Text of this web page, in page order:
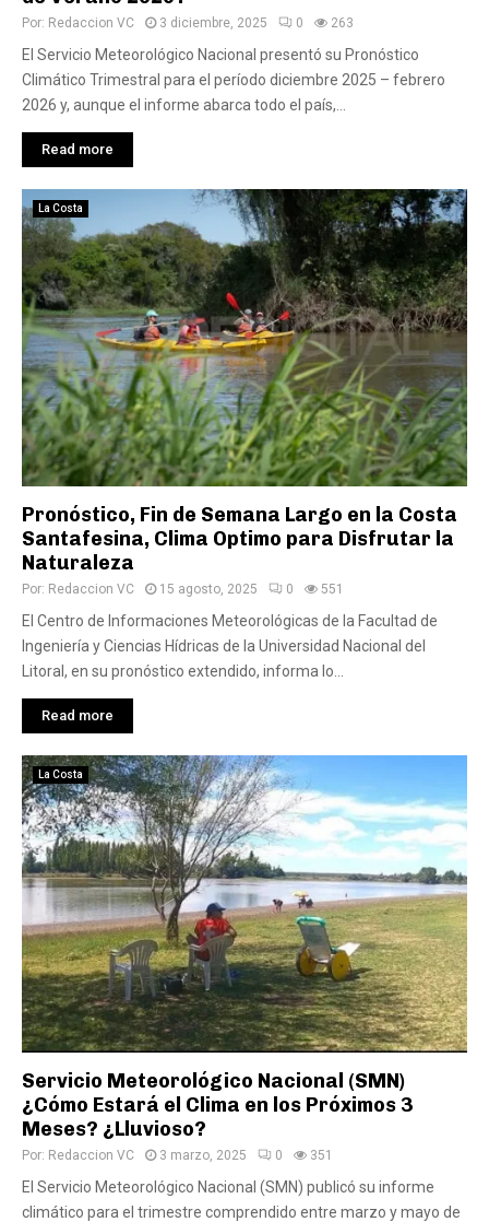
Por: Redaccion VC 3 diciembre, 2025 0 263
El Servicio Meteorológico Nacional presentó su Pronóstico
Climático Trimestral para el período diciembre 2025 – febrero
2026 y, aunque el informe abarca todo el país,...
Read more
La Costa
Pronóstico, Fin de Semana Largo en la Costa
Santafesina, Clima Optimo para Disfrutar la
Naturaleza
Por: Redaccion VC 15 agosto, 2025 0 551
El Centro de Informaciones Meteorológicas de la Facultad de
Ingeniería y Ciencias Hídricas de la Universidad Nacional del
Litoral, en su pronóstico extendido, informa lo...
Read more
La Costa
Servicio Meteorológico Nacional (SMN)
¿Cómo Estará el Clima en los Próximos 3
Meses? ¿Lluvioso?
Por: Redaccion VC 3 marzo, 2025 0 351
El Servicio Meteorológico Nacional (SMN) publicó su informe
climático para el trimestre comprendido entre marzo y mayo de